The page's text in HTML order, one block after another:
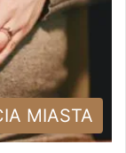
MIASTA